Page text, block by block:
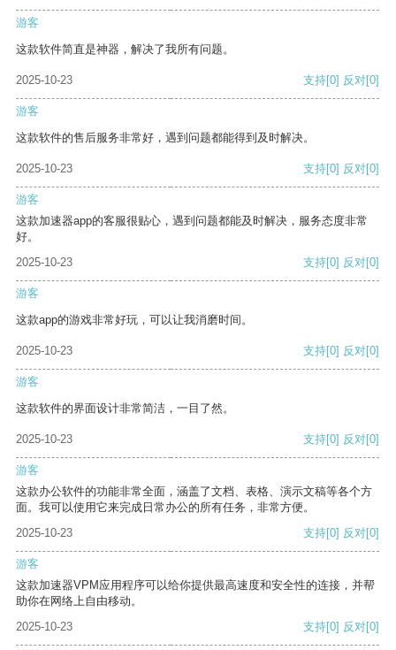
游客
这款软件简直是神器，解决了我所有问题。
2025-10-23 支持[0] 反对[0]
游客
这款软件的售后服务非常好，遇到问题都能得到及时解决。
2025-10-23 支持[0] 反对[0]
游客
这款加速器app的客服很贴心，遇到问题都能及时解决，服务态度非常
好。
2025-10-23
支持[0] 反对[0]
游客
这款app的游戏非常好玩，可以让我消磨时间。
2025-10-23 支持[0] 反对[0]
游客
这款软件的界面设计非常简洁，一目了然。
2025-10-23 支持[0] 反对[0]
游客
这款办公软件的功能非常全面，涵盖了文档、表格、演示文稿等各个方
面。我可以使用它来完成日常办公的所有任务，非常方便。
2025-10-23
支持[0] 反对[0]
游客
这款加速器VPM应用程序可以给你提供最高速度和安全性的连接，并帮
助你在网络上自由移动。
2025-10-23
支持[0] 反对[0]